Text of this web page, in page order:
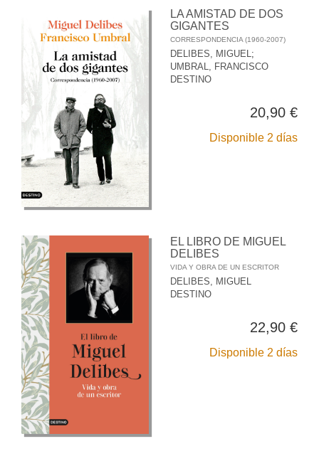
LA AMISTAD DE DOS
GIGANTES
CORRESPONDENCIA (1960-2007)
DELIBES, MIGUEL;
UMBRAL, FRANCISCO
DESTINO
20,90 €
Disponible 2 días
EL LIBRO DE MIGUEL
DELIBES
VIDA Y OBRA DE UN ESCRITOR
DELIBES, MIGUEL
DESTINO
22,90 €
Disponible 2 días